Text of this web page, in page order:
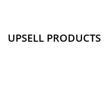
UPSELL PRODUCTS